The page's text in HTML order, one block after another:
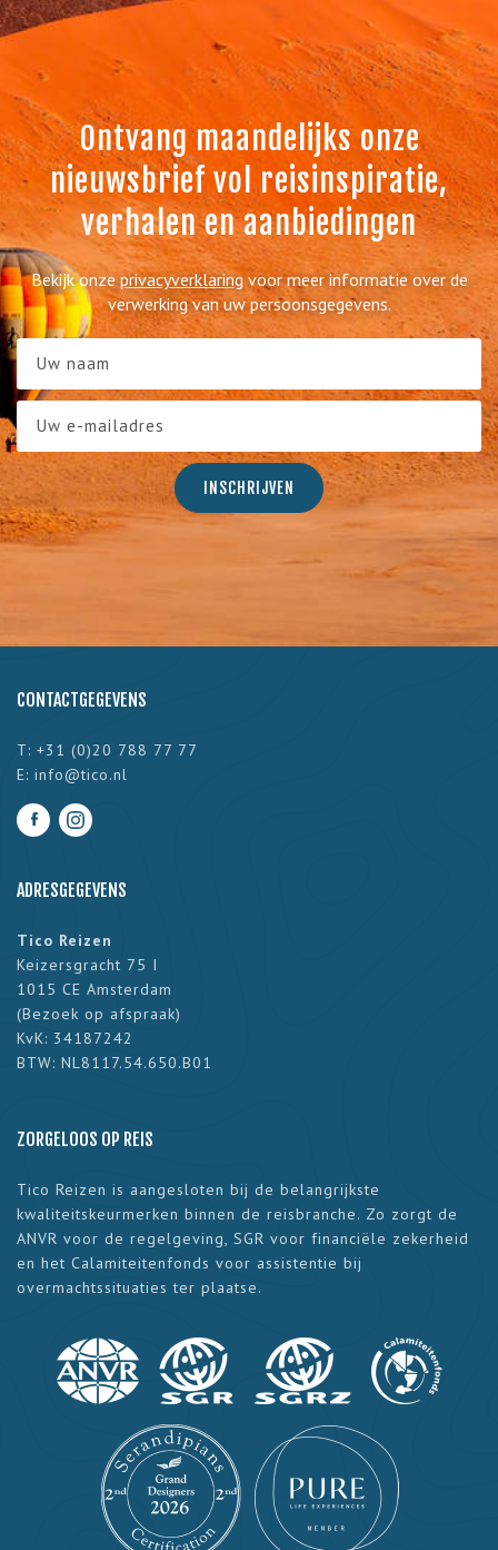
Ontvang maandelijks onze
nieuwsbrief vol reisinspiratie,
verhalen en aanbiedingen
Bekijk onzeprivacyverklaringvoor meer informatie over de
verwerking van uw persoonsgegevens.
CONTACTGEGEVENS
T: +31 (0)20 788 77 77
E: info@tico.nl
ADRESGEGEVENS
Tico Reizen
Keizersgracht 75 I
1015 CE Amsterdam
(Bezoek op afspraak)
KvK: 34187242
BTW: NL8117.54.650.B01
ZORGELOOS OP REIS
Tico Reizen is aangesloten bij de belangrijkste
kwaliteitskeurmerken binnen de reisbranche. Zo zorgt de
ANVR voor de regelgeving, SGR voor financiële zekerheid
en het Calamiteitenfonds voor assistentie bij
overmachtssituaties ter plaatse.